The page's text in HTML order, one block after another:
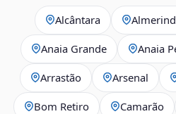
Alcântara
Anaia Grande Anaia
Arrastão Arsenal
Bom Retiro Camarão